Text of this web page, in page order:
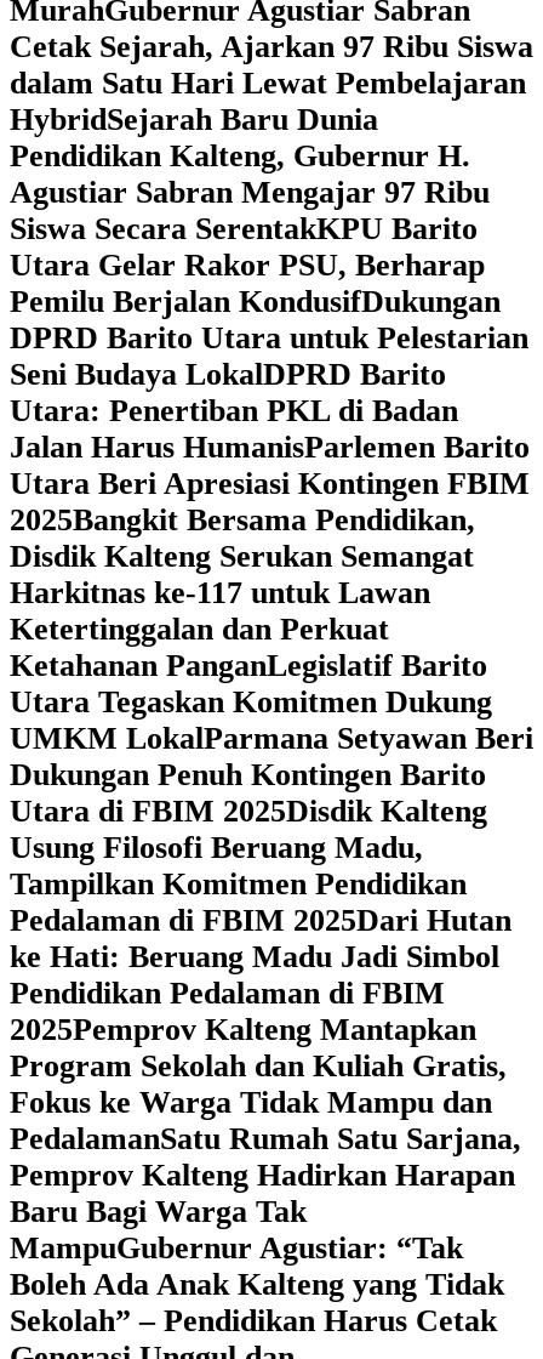
MurahGubernur Agustiar Sabran
Cetak Sejarah, Ajarkan 97 Ribu Siswa
dalam Satu Hari Lewat Pembelajaran
HybridSejarah Baru Dunia
Pendidikan Kalteng, Gubernur H.
Agustiar Sabran Mengajar 97 Ribu
Siswa Secara SerentakKPU Barito
Utara Gelar Rakor PSU, Berharap
Pemilu Berjalan KondusifDukungan
DPRD Barito Utara untuk Pelestarian
Seni Budaya LokalDPRD Barito
Utara: Penertiban PKL di Badan
Jalan Harus HumanisParlemen Barito
Utara Beri Apresiasi Kontingen FBIM
2025‎Bangkit Bersama Pendidikan,
Disdik Kalteng Serukan Semangat
Harkitnas ke-117 untuk Lawan
Ketertinggalan dan Perkuat
Ketahanan PanganLegislatif Barito
Utara Tegaskan Komitmen Dukung
UMKM LokalParmana Setyawan Beri
Dukungan Penuh Kontingen Barito
Utara di FBIM 2025Disdik Kalteng
Usung Filosofi Beruang Madu,
Tampilkan Komitmen Pendidikan
Pedalaman di FBIM 2025‎Dari Hutan
ke Hati: Beruang Madu Jadi Simbol
Pendidikan Pedalaman di FBIM
2025‎Pemprov Kalteng Mantapkan
Program Sekolah dan Kuliah Gratis,
Fokus ke Warga Tidak Mampu dan
Pedalaman‎Satu Rumah Satu Sarjana,
Pemprov Kalteng Hadirkan Harapan
Baru Bagi Warga Tak
Mampu‎Gubernur Agustiar: “Tak
Boleh Ada Anak Kalteng yang Tidak
Sekolah” – Pendidikan Harus Cetak